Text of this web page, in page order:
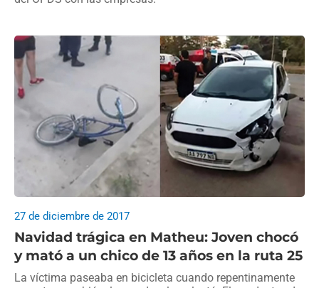
Navidad trágica en Matheu: Joven chocó
y mató a un chico de 13 años en la ruta 25
27 de diciembre de 2017
La víctima paseaba en bicicleta cuando repentinamente